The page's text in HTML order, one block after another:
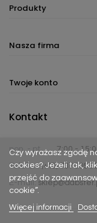
Produkty
Nasza firma
Twoje konto
Czy wyrażasz zgodę
cookies? Jeżeli tak,
przejść do
cookie”.
Więcej informacji
Kontakt
pon. - pt.
7:00 -
Telefon:(+48) 737 305
E-mail: